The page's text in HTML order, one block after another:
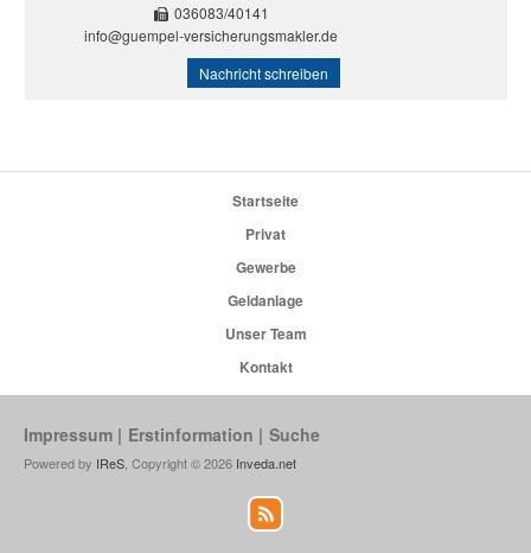
036083/40141
info@guempel-versicherungsmakler.de
Nachricht schreiben
Startseite
Privat
Gewerbe
Geldanlage
Unser Team
Kontakt
Impressum Erstinformation Suche
Powered by IReS , Copyright © 2026 Inveda.net